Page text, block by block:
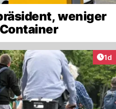
weniger
1d